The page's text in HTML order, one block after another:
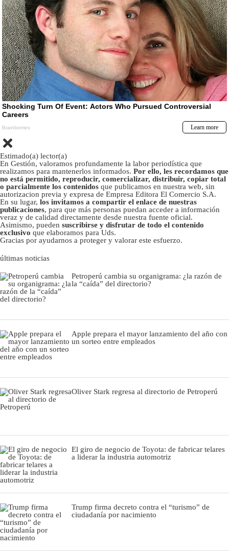
Estimado(a) lector(a)
En Gestión, valoramos profundamente la labor periodística que
realizamos para mantenerlos informados. Por ello, les recordamos que
no está permitido, reproducir, comercializar, distribuir, copiar total
o parcialmente los contenidos que publicamos en nuestra web, sin
autorizacion previa y expresa de Empresa Editora El Comercio S.A.
En su lugar, los invitamos a compartir el enlace de nuestras
publicaciones, para que más personas puedan acceder a información
veraz y de calidad directamente desde nuestra fuente oficial.
Asimismo, pueden suscribirse y disfrutar de todo el contenido
exclusivo que elaboramos para Uds.
Gracias por ayudarnos a proteger y valorar este esfuerzo.
últimas noticias
Petroperú cambia su organigrama: ¿la razón de
la “caída” del directorio?
Apple prepara el mayor lanzamiento del año con
un sorteo entre empleados
Oliver Stark regresa al directorio de Petroperú
El giro de negocio de Toyota: de fabricar telares
a liderar la industria automotriz
Trump firma decreto contra el “turismo” de
ciudadanía por nacimiento